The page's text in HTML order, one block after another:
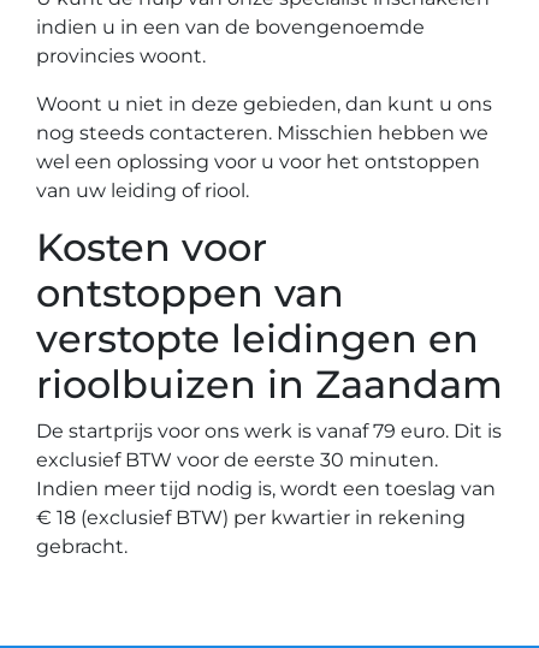
indien u in een van de bovengenoemde
provincies woont.
Woont u niet in deze gebieden, dan kunt u ons
nog steeds contacteren. Misschien hebben we
wel een oplossing voor u voor het ontstoppen
van uw leiding of riool.
Kosten voor
ontstoppen van
verstopte leidingen en
rioolbuizen in Zaandam
De startprijs voor ons werk is vanaf 79 euro. Dit is
exclusief BTW voor de eerste 30 minuten.
Indien meer tijd nodig is, wordt een toeslag van
€ 18 (exclusief BTW) per kwartier in rekening
gebracht.